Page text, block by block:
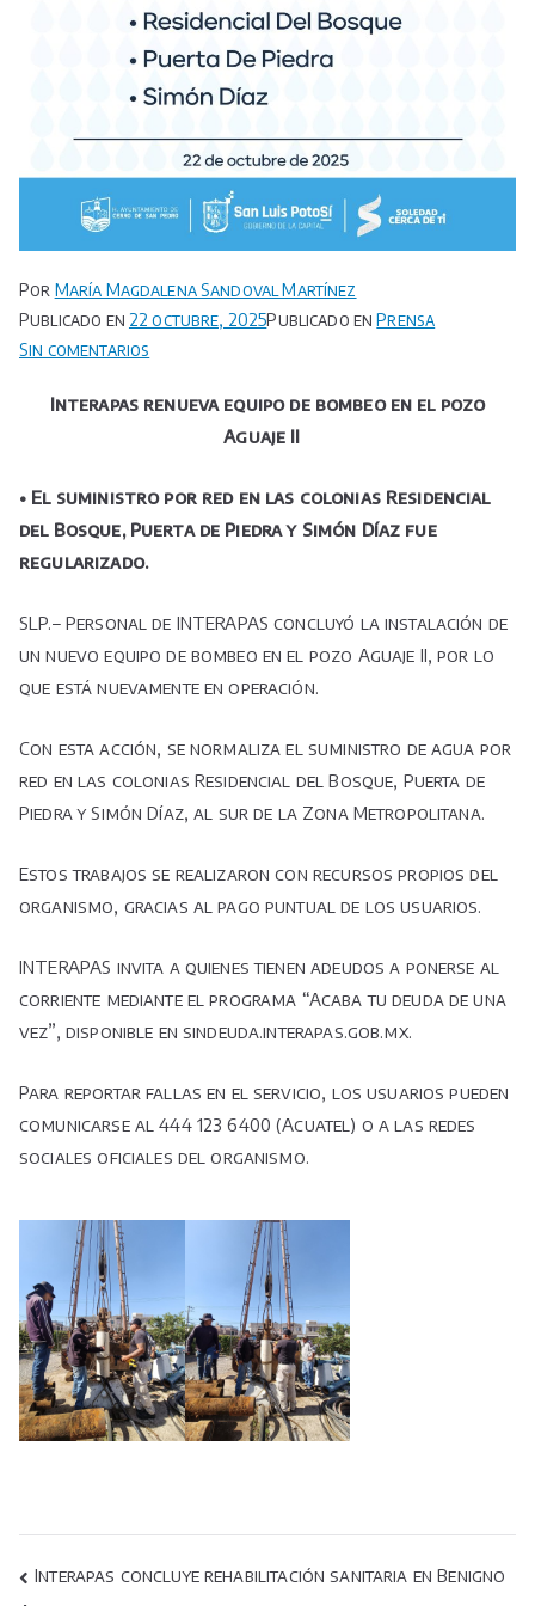
Por María Magdalena Sandoval Martínez
Publicado en 22 octubre, 2025Publicado enPrensa
Sin comentarios
renueva
bombeo
en
Aguaje
II
Interapas renueva equipo de bombeo en el pozo
Aguaje II
• El suministro por red en las colonias Residencial
del Bosque, Puerta de Piedra y Simón Díaz fue
regularizado.
SLP.– Personal de INTERAPAS concluyó la instalación de
un nuevo equipo de bombeo en el pozo Aguaje II, por lo
que está nuevamente en operación.
Con esta acción, se normaliza el suministro de agua por
red en las colonias Residencial del Bosque, Puerta de
Piedra y Simón Díaz, al sur de la Zona Metropolitana.
Estos trabajos se realizaron con recursos propios del
organismo, gracias al pago puntual de los usuarios.
INTERAPAS invita a quienes tienen adeudos a ponerse al
corriente mediante el programa “Acaba tu deuda de una
vez”, disponible en sindeuda.interapas.gob.mx.
Para reportar fallas en el servicio, los usuarios pueden
comunicarse al 444 123 6400 (Acuatel) o a las redes
sociales oficiales del organismo.
Navegación
Interapas concluye rehabilitación sanitaria en Benigno